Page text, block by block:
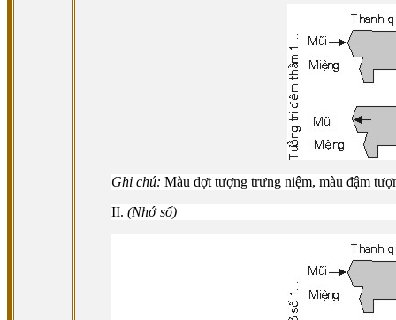
Ghi chú: Màu dợt tượng trưng niệm, màu đậm
II. (Nhớ số)